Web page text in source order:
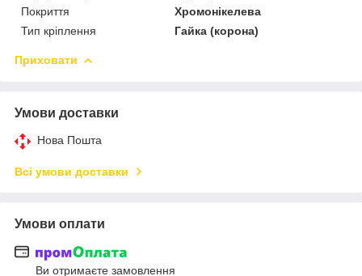
Покриття
Хромонікелева
Тип кріплення
Гайка (корона)
Приховати
Умови доставки
Нова Пошта
Всі умови доставки
Умови оплати
Ви отримаєте замовлення